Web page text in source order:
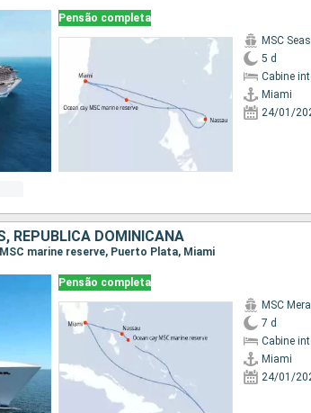
Pensão completa
MSC
5 d
Cabine
Miami
24/01/
REPUBLICA DOMINICANA
marine reserve, Puerto Plata, Miami
Pensão completa
MSC
7 d
Cabine
Miami
24/01/